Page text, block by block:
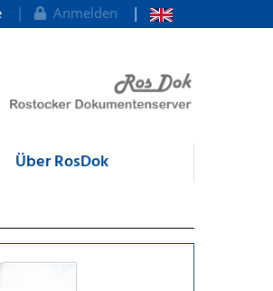
Anmelden
Über RosDok